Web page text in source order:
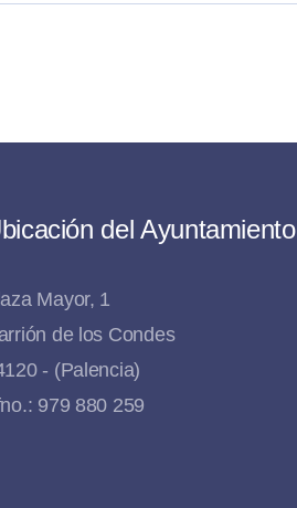
del Ayuntamiento
Mayor, 1
de los Condes
- (Palencia)
979 880 259